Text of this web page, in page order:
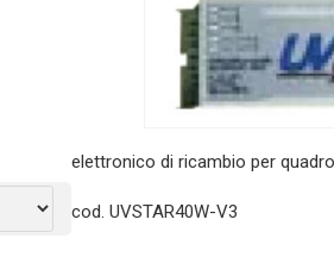
elettronico di ricambio per
cod. UVSTAR40W-V3